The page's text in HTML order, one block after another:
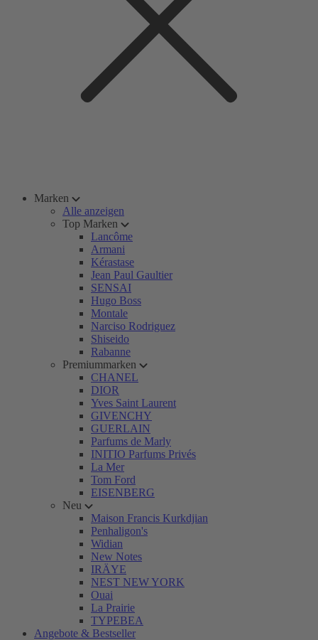
Marken
Alle anzeigen
Top Marken
Lancôme
Armani
Kérastase
Jean Paul Gaultier
SENSAI
Hugo Boss
Montale
Narciso Rodriguez
Shiseido
Rabanne
Premiummarken
CHANEL
DIOR
Yves Saint Laurent
GIVENCHY
GUERLAIN
Parfums de Marly
INITIO Parfums Privés
La Mer
Tom Ford
EISENBERG
Neu
Maison Francis Kurkdjian
Penhaligon's
Widian
New Notes
IRÄYE
NEST NEW YORK
Ouai
La Prairie
TYPEBEA
Angebote & Bestseller